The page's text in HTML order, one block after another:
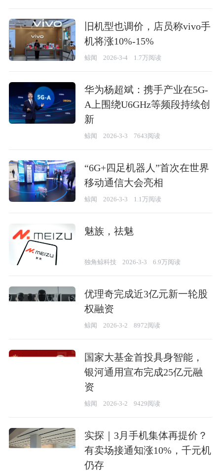
旧机型也调价，店员称vivo手
机将涨10%-15%
鲸闻 2026-3-4 1.7万阅读
华为杨超斌：携手产业在5G-
A上围绕U6GHz等频段持续创
新
鲸闻 2026-3-3 7643阅读
“6G+四足机器人”首次在世界
移动通信大会亮相
鲸闻 2026-3-3 1.1万阅读
魅族，祛魅
独角鲸科技 2026-3-3 6.9万阅读
优理奇完成近3亿元新一轮股
权融资
鲸闻 2026-3-2 8972阅读
国家大基金首投具身智能，
银河通用宣布完成25亿元融
资
鲸闻 2026-3-2 9429阅读
实探｜3月手机集体再提价？
有卖场接通知涨10%，千元机
仍存